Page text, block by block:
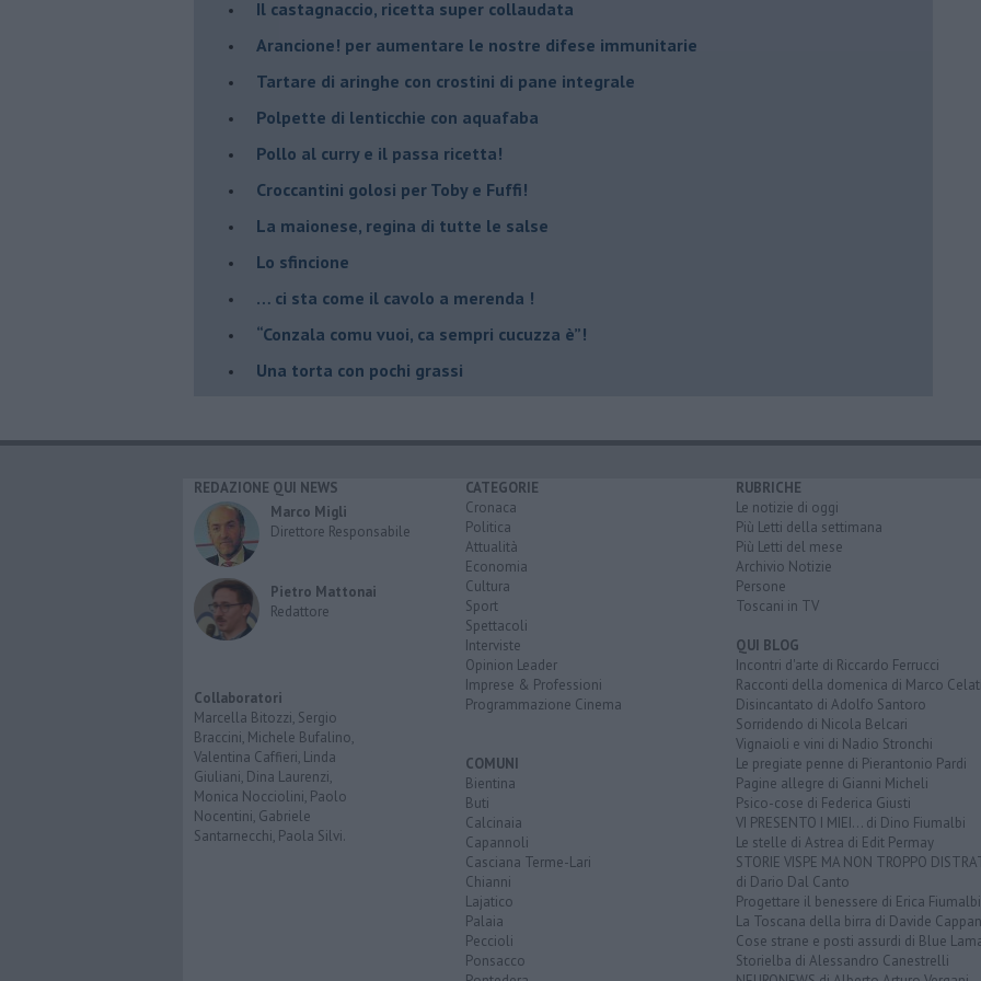
Il castagnaccio, ricetta super collaudata
​Arancione! per aumentare le nostre difese immunitarie
Tartare di aringhe con crostini di pane integrale
Polpette di lenticchie con aquafaba
​Pollo al curry e il passa ricetta!
Croccantini golosi per Toby e Fuffi!
La maionese, regina di tutte le salse
Lo sfincione
​… ci sta come il cavolo a merenda !
“Conzala comu vuoi, ca sempri cucuzza è”!
​Una torta con pochi grassi
REDAZIONE QUI NEWS
Marco Migli
Direttore Responsabile
Pietro Mattonai
Redattore
Collaboratori
Marcella Bitozzi, Sergio
Braccini, Michele Bufalino,
Valentina Caffieri, Linda
Giuliani, Dina Laurenzi,
Monica Nocciolini, Paolo
Nocentini, Gabriele
Santarnecchi, Paola Silvi.
CATEGORIE
Cronaca
Politica
Attualità
Economia
Cultura
Sport
Spettacoli
Interviste
Opinion Leader
Imprese & Professioni
Programmazione Cinema
COMUNI
Bientina
Buti
Calcinaia
Capannoli
Casciana Terme-Lari
Chianni
Lajatico
Palaia
Peccioli
Ponsacco
RUBRICHE
Le notizie di oggi
Più Letti della settimana
Più Letti del mese
Archivio Notizie
Persone
Toscani in TV
QUI BLOG
Incontri d'arte di Riccardo Ferrucci
Racconti della domenica di Marco Celati
Disincantato di Adolfo Santoro
Sorridendo di Nicola Belcari
Vignaioli e vini di Nadio Stronchi
Le pregiate penne di Pierantonio Pardi
Pagine allegre di Gianni Micheli
Psico-cose di Federica Giusti
VI PRESENTO I MIEI... di Dino Fiumalbi
Le stelle di Astrea di Edit Permay
STORIE VISPE MA NON TROPPO
di Dario Dal Canto
Progettare il benessere di Erica Fiumalbi
La Toscana della birra di Davide
Cose strane e posti assurdi di Blue
Storielba di Alessandro Canestrelli